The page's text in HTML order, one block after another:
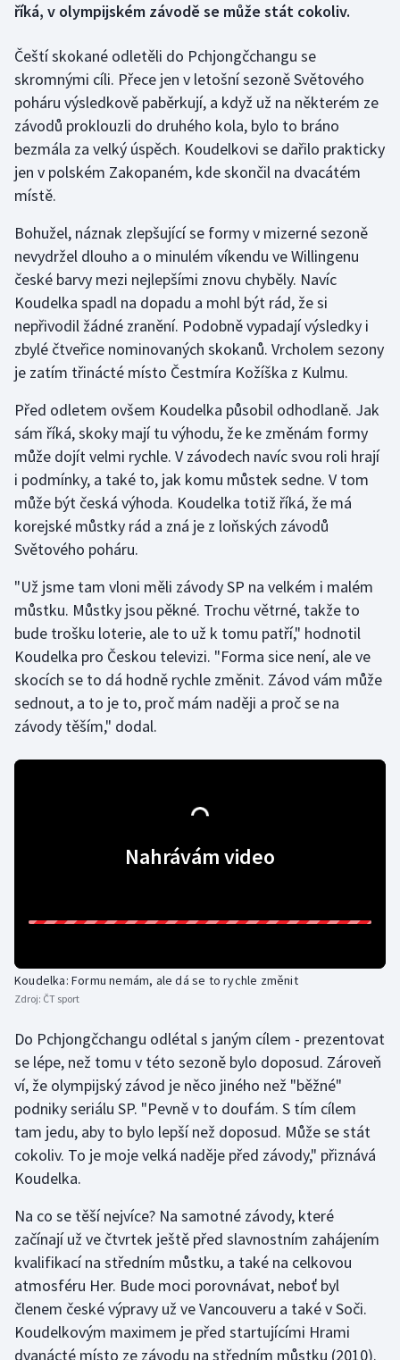
Cyklistika
Dostihy
Florbal
Futsal
Golf
Gymnastika
Házená
Jezdectví
Judo
Krasobruslení
Lezení
Lyže a snowboard
Moderní pětiboj
Motorsport
Olympijské hry
Parasport
Plavání
Rychlostní kanoistika
Short track
Stolní tenis
Triatlon
Veslování
Vodní slalom
Volejbal
Ostatní
říká, v olympijském závodě se může stát cokoliv.
Čeští skokané odletěli do Pchjongčchangu se
skromnými cíli. Přece jen v letošní sezoně Světového
poháru výsledkově paběrkují, a když už na některém ze
závodů proklouzli do druhého kola, bylo to bráno
bezmála za velký úspěch. Koudelkovi se dařilo prakticky
jen v polském Zakopaném, kde skončil na dvacátém
místě.
Bohužel, náznak zlepšující se formy v mizerné sezoně
nevydržel dlouho a o minulém víkendu ve Willingenu
české barvy mezi nejlepšími znovu chyběly. Navíc
Koudelka spadl na dopadu a mohl být rád, že si
nepřivodil žádné zranění. Podobně vypadají výsledky i
zbylé čtveřice nominovaných skokanů. Vrcholem sezony
je zatím třinácté místo Čestmíra Kožíška z Kulmu.
Před odletem ovšem Koudelka působil odhodlaně. Jak
sám říká, skoky mají tu výhodu, že ke změnám formy
může dojít velmi rychle. V závodech navíc svou roli hrají
i podmínky, a také to, jak komu můstek sedne. V tom
může být česká výhoda. Koudelka totiž říká, že má
korejské můstky rád a zná je z loňských závodů
Světového poháru.
"Už jsme tam vloni měli závody SP na velkém i malém
můstku. Můstky jsou pěkné. Trochu větrné, takže to
bude trošku loterie, ale to už k tomu patří," hodnotil
Koudelka pro Českou televizi. "Forma sice není, ale ve
skocích se to dá hodně rychle změnit. Závod vám může
sednout, a to je to, proč mám naději a proč se na
závody těším," dodal.
Nahrávám video
Koudelka: Formu nemám, ale dá se to rychle změnit
Zdroj: ČT sport
Do Pchjongčchangu odlétal s janým cílem - prezentovat
se lépe, než tomu v této sezoně bylo doposud. Zároveň
ví, že olympijský závod je něco jiného než "běžné"
podniky seriálu SP. "Pevně v to doufám. S tím cílem
tam jedu, aby to bylo lepší než doposud. Může se stát
cokoliv. To je moje velká naděje před závody," přiznává
Koudelka.
Na co se těší nejvíce? Na samotné závody, které
začínají už ve čtvrtek ještě před slavnostním zahájením
kvalifikací na středním můstku, a také na celkovou
atmosféru Her. Bude moci porovnávat, neboť byl
členem české výpravy už ve Vancouveru a také v Soči.
Koudelkovým maximem je před startujícími Hrami
dvanácté místo ze závodu na středním můstku (2010).